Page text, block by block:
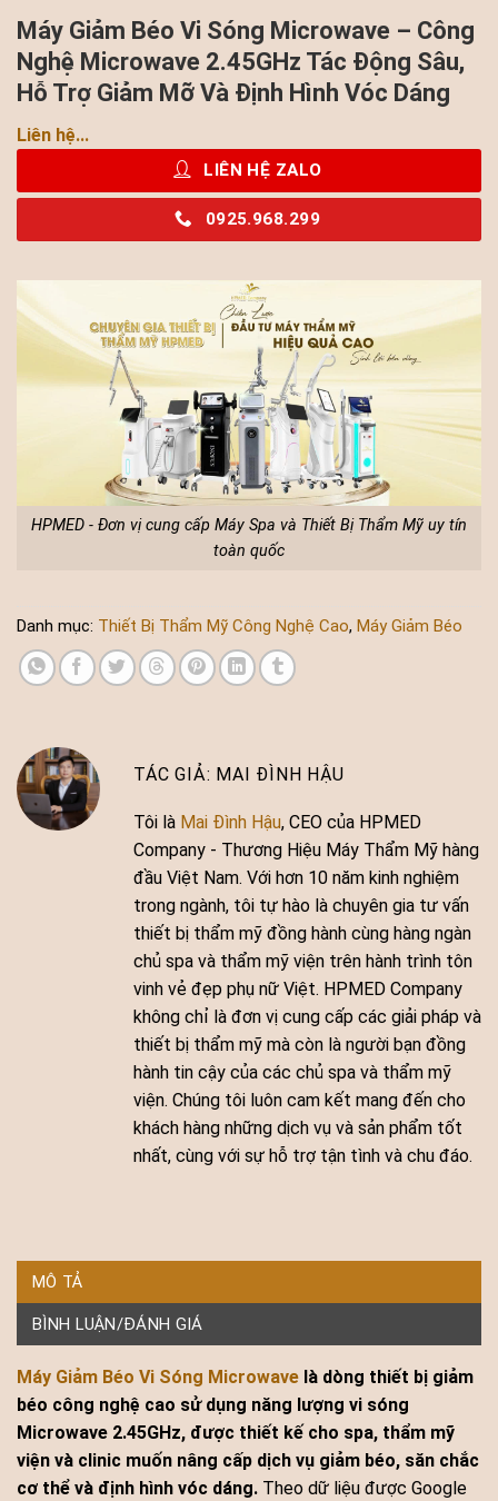
Máy Giảm Béo Vi Sóng Microwave – Công
Nghệ Microwave 2.45GHz Tác Động Sâu,
Hỗ Trợ Giảm Mỡ Và Định Hình Vóc Dáng
Liên hệ...
LIÊN HỆ ZALO
0925.968.299
HPMED - Đơn vị cung cấp Máy Spa và Thiết Bị Thẩm Mỹ uy tín
toàn quốc
Danh mục: Thiết Bị Thẩm Mỹ Công Nghệ Cao, Máy Giảm Béo
MAI ĐÌNH HẬU
Tôi là Mai Đình Hậu, CEO của HPMED
Company - Thương Hiệu Máy Thẩm Mỹ hàng
đầu Việt Nam. Với hơn 10 năm kinh nghiệm
trong ngành, tôi tự hào là chuyên gia tư vấn
thiết bị thẩm mỹ đồng hành cùng hàng ngàn
chủ spa và thẩm mỹ viện trên hành trình tôn
vinh vẻ đẹp phụ nữ Việt. HPMED Company
không chỉ là đơn vị cung cấp các giải pháp và
thiết bị thẩm mỹ mà còn là người bạn đồng
hành tin cậy của các chủ spa và thẩm mỹ
viện. Chúng tôi luôn cam kết mang đến cho
khách hàng những dịch vụ và sản phẩm tốt
nhất, cùng với sự hỗ trợ tận tình và chu đáo.
MÔ TẢ
BÌNH LUẬN/ĐÁNH GIÁ
Máy Giảm Béo Vi Sóng Microwave là dòng thiết bị giảm
béo công nghệ cao sử dụng năng lượng vi sóng
Microwave 2.45GHz, được thiết kế cho spa, thẩm mỹ
viện và clinic muốn nâng cấp dịch vụ giảm béo, săn chắc
cơ thể và định hình vóc dáng. Theo dữ liệu được Google